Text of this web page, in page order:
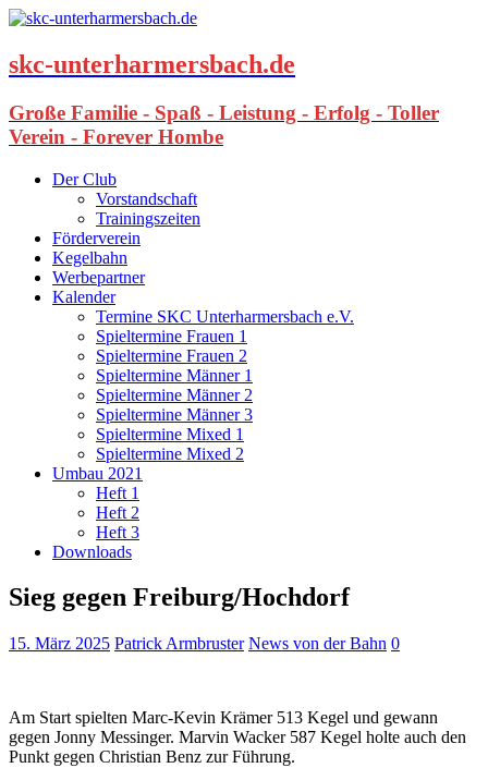
skc-unterharmersbach.de
Große Familie - Spaß - Leistung - Erfolg - Toller
Verein - Forever Hombe
Der Club
Vorstandschaft
Trainingszeiten
Förderverein
Kegelbahn
Werbepartner
Kalender
Termine SKC Unterharmersbach e.V.
Spieltermine Frauen 1
Spieltermine Frauen 2
Spieltermine Männer 1
Spieltermine Männer 2
Spieltermine Männer 3
Spieltermine Mixed 1
Spieltermine Mixed 2
Umbau 2021
Heft 1
Heft 2
Heft 3
Downloads
Sieg gegen Freiburg/Hochdorf
15. März 2025 Patrick Armbruster News von der Bahn 0
Am Start spielten Marc-Kevin Krämer 513 Kegel und gewann
gegen Jonny Messinger. Marvin Wacker 587 Kegel holte auch den
Punkt gegen Christian Benz zur Führung.